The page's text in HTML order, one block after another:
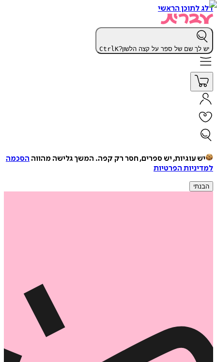
דלג לתוכן הראשי
יש לך שם של ספר על קצה הלשון? CtrlK
יש עוגיות, יש ספרים, חסר רק קפה. המשך גלישה מהווה הסכמה
למדיניות הפרטיות
הבנתי